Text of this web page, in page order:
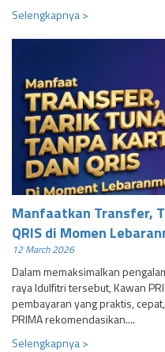
Selengkapnya >
Manfaatkan Transfer,
QRIS di Momen
12 March 2026
Dalam memaksimalkan
raya Idulfitri tersebut, Kawan
pembayaran yang praktis,
PRIMA rekomendasikan....
Selengkapnya >